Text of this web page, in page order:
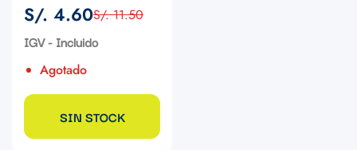
Precio
de
S/. 4.60
Precio
regular
S/. 11.50
IGV - Incluido
Agotado
SIN STOCK